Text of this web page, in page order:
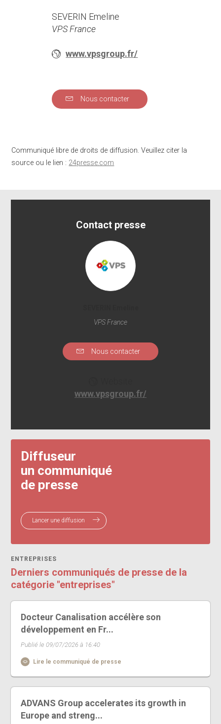
SEVERIN Emeline
VPS France
www.vpsgroup.fr/
Nous contacter
Communiqué libre de droits de diffusion. Veuillez citer la
source ou le lien : 24presse.com
Contact presse
VPS France
Nous contacter
www.vpsgroup.fr/
Diffuseur
un communiqué
de presse
Lancer une diffusion
ENTREPRISES
Derniers communiqués de presse de la
catégorie "entreprises"
Docteur Canalisation accélère son
développement en Fr...
Publié le 09/07/2026 à 16:40
Lire le communiqué de presse
ADVANS Group accelerates its growth in
Europe and streng...